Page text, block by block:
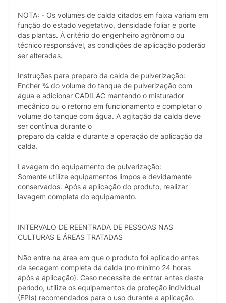
NOTA: - Os volumes de calda citados em faixa variam em
função do estado vegetativo, densidade foliar e porte
das plantas. Á critério do engenheiro agrônomo ou
técnico responsável, as condições de aplicação poderão
ser alteradas.
Instruções para preparo da calda de pulverização:
Encher ¾ do volume do tanque de pulverização com
água e adicionar CADILAC mantendo o misturador
mecânico ou o retorno em funcionamento e completar o
volume do tanque com água. A agitação da calda deve
ser contínua durante o
preparo da calda e durante a operação de aplicação da
calda.
Lavagem do equipamento de pulverização:
Somente utilize equipamentos limpos e devidamente
conservados. Após a aplicação do produto, realizar
lavagem completa do equipamento.
INTERVALO DE REENTRADA DE PESSOAS NAS
CULTURAS E ÁREAS TRATADAS
Não entre na área em que o produto foi aplicado antes
da secagem completa da calda (no mínimo 24 horas
após a aplicação). Caso necessite de entrar antes deste
período, utilize os equipamentos de proteção individual
(EPIs) recomendados para o uso durante a aplicação.